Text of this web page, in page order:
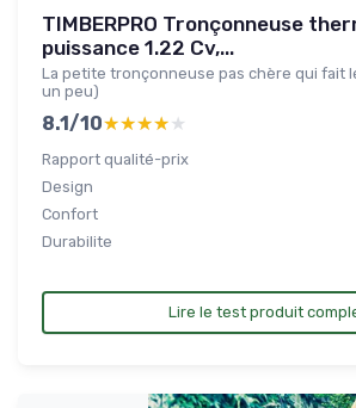
TIMBERPRO Tronçonneuse
puissance 1.22 Cv,...
La petite tronçonneuse pas chère qui fait
un peu)
8.1/10★★★★★
★★★★★
Rapport qualité-prix
Design
Confort
Durabilite
Lire le test produit